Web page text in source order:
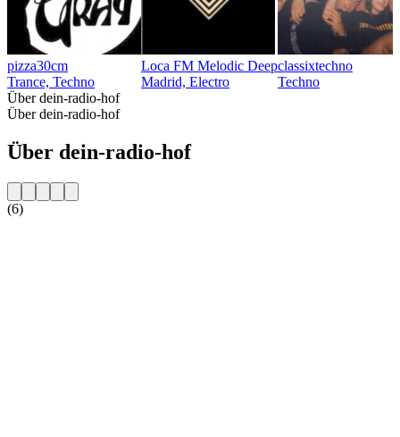
pizza30cm
Trance, Techno
Loca FM Melodic Deep
Madrid, Electro
classixtechno
Techno
Über dein-radio-hof
Über dein-radio-hof
Über dein-radio-hof
(6)